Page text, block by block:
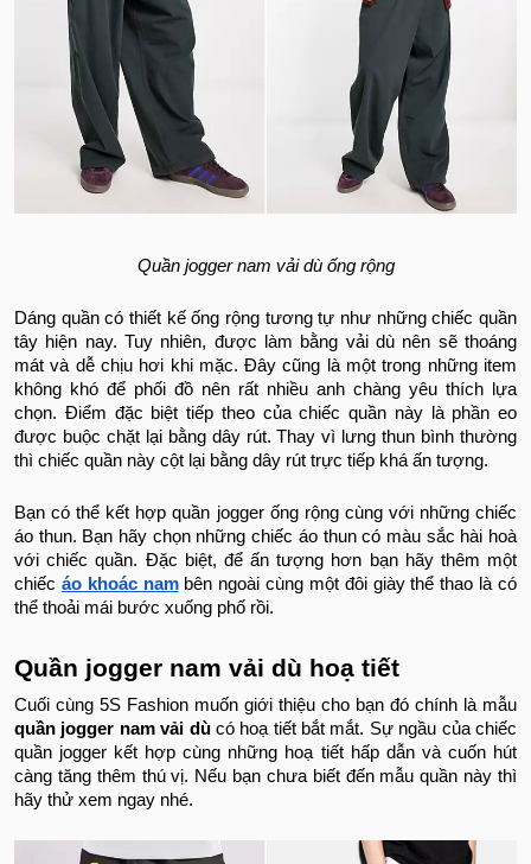
Quần jogger nam vải dù ống rộng
Dáng quần có thiết kế ống rộng tương tự như những chiếc quần
tây hiện nay. Tuy nhiên, được làm bằng vải dù nên sẽ thoáng
mát và dễ chịu hơi khi mặc. Đây cũng là một trong những item
không khó để phối đồ nên rất nhiều anh chàng yêu thích lựa
chọn. Điểm đặc biệt tiếp theo của chiếc quần này là phần eo
được buộc chặt lại bằng dây rút. Thay vì lưng thun bình thường
thì chiếc quần này cột lại bằng dây rút trực tiếp khá ấn tượng.
Bạn có thể kết hợp quần jogger ống rộng cùng với những chiếc
áo thun. Bạn hãy chọn những chiếc áo thun có màu sắc hài hoà
với chiếc quần. Đặc biệt, để ấn tượng hơn bạn hãy thêm một
chiếc áo khoác nambên ngoài cùng một đôi giày thể thao là có
thể thoải mái bước xuống phố rồi.
Quần jogger nam vải dù hoạ tiết
Cuối cùng 5S Fashion muốn giới thiệu cho bạn đó chính là mẫu
quần jogger nam vải dùcó hoạ tiết bắt mắt. Sự ngầu của chiếc
quần jogger kết hợp cùng những hoạ tiết hấp dẫn và cuốn hút
càng tăng thêm thú vị. Nếu bạn chưa biết đến mẫu quần này thì
hãy thử xem ngay nhé.